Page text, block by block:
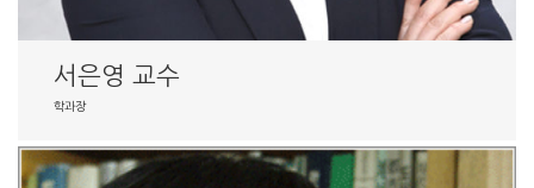
서은영 교수
학과장